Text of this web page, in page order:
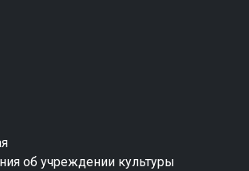
об учреждении культуры